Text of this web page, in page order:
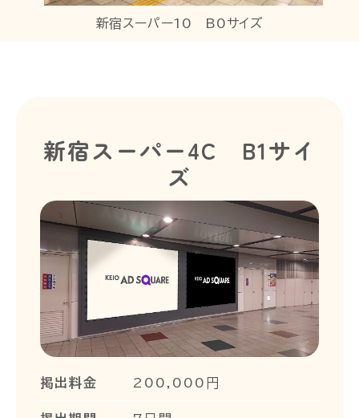
新宿スーパー10 B0サイズ
新宿スーパー4C B1サイ
ズ
掲出料金 200,000円